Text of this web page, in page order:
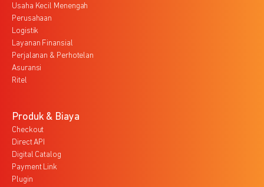
Usaha Kecil Menengah
Perusahaan
Logistik
Layanan Finansial
Perjalanan & Perhotelan
Asuransi
Ritel
Produk & Biaya
Checkout
Direct API
Digital Catalog
Payment Link
Plugin